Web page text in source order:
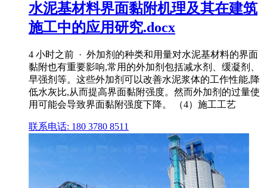
水泥基材料界面黏附机理及其在建筑
施工中的应用研究.docx
4 小时之前 · 外加剂的种类和用量对水泥基材料的界面
黏附也有重要影响,常用的外加剂包括减水剂、缓凝剂、
早强剂等。这些外加剂可以改善水泥浆体的工作性能,降
低水灰比,从而提高界面黏附强度。然而外加剂的过量使
用可能会导致界面黏附强度下降。 （4）施工工艺
联系电话: 180 3780 8511